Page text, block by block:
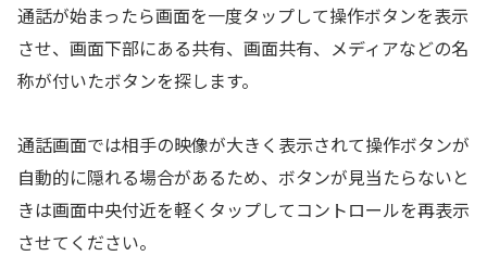
通話が始まったら画面を一度タップして操作ボタンを表示
させ、画面下部にある共有、画面共有、メディアなどの名
称が付いたボタンを探します。
通話画面では相手の映像が大きく表示されて操作ボタンが
自動的に隠れる場合があるため、ボタンが見当たらないと
きは画面中央付近を軽くタップしてコントロールを再表示
させてください。